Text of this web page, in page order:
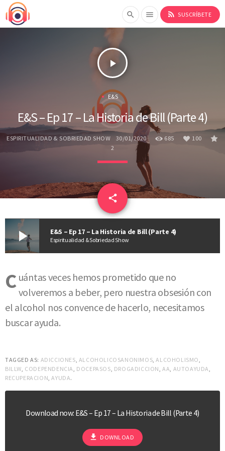
search menu rss_feed SUSCRÍBETE
play_arrow
E&S
E&S – Ep 17 – La Historia de Bill (Parte 4)
ESPIRITUALIDAD & SOBRIEDAD SHOW 30/01/2020 685
100
2
share
100
email
play_arrow E&S – Ep 17 – La Historia de Bill (Parte 4)
Espiritualidad & Sobriedad Show
C uántas veces hemos prometido que no
volveremos a beber, pero nuestra obsesión con
el alcohol nos convence de hacerlo, necesitamos
buscar ayuda.
TAGGED AS: ADICCIONES, ALCOHOLICOSANONIMOS,ALCOHOLISMO,
BILLW, CODEPENDENCIA, DOCEPASOS, DROGADICCION,AA, AUTOAYUDA,
RECUPERACION,AYUDA.
Download now: E&S – Ep 17 – La Historia de Bill (Parte 4)
file_download DOWNLOAD